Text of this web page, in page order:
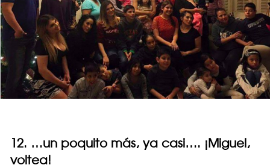
12. …un poquito más, ya casi…. ¡Miguel,
voltea!